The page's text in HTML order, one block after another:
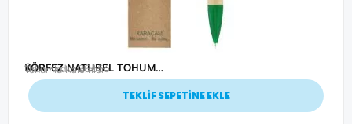
KÖRFEZ NATUREL TOHUMLU TÜKENMEZ KALEM
Ürün Kodu: 20656
Tohumlu Kalemler
TEKLİF SEPETİNE EKLE